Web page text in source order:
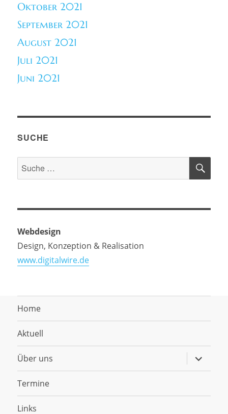
Oktober 2021
September 2021
August 2021
Juli 2021
Juni 2021
SUCHE
Suche
nach:
Webdesign
Design, Konzeption & Realisation
www.digitalwire.de
Home
Aktuell
Über uns anzeigen
Termine
Links